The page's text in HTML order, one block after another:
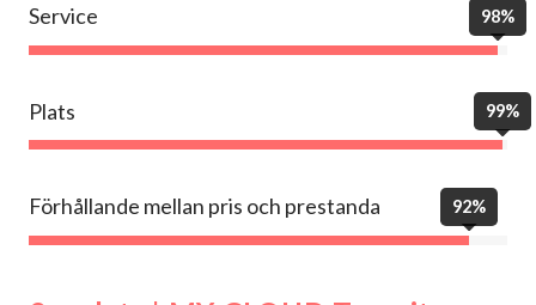
Service 98%
Plats 99%
Förhållande mellan pris och prestanda 92%